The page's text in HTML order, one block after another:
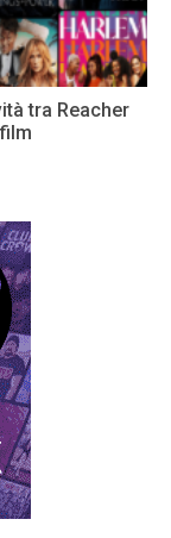
tra Reacher